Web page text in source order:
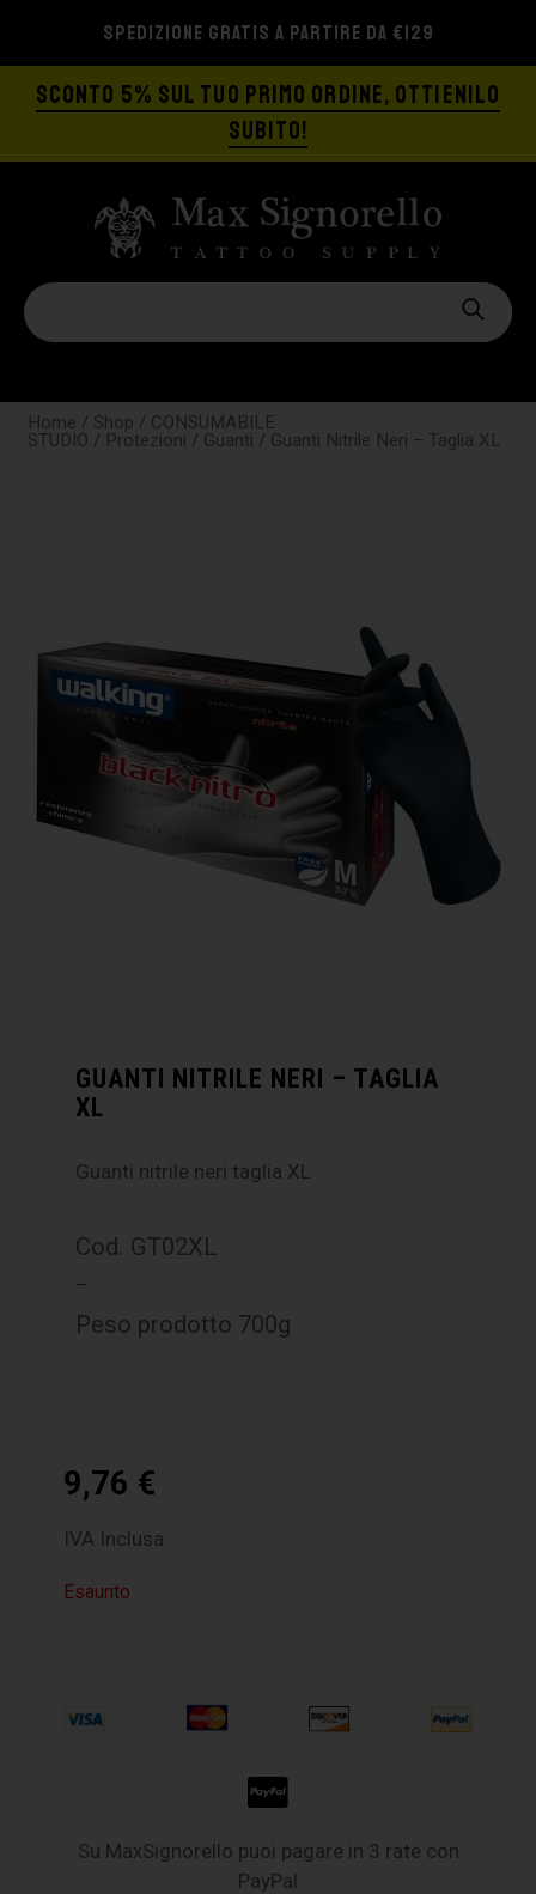
SPEDIZIONE GRATIS A PARTIRE DA €129
SCONTO 5% SUL TUO PRIMO ORDINE, OTTIENILO
SUBITO!
Home / Shop / CONSUMABILE
STUDIO / Protezioni / Guanti / Guanti Nitrile Neri – Taglia XL
GUANTI NITRILE NERI – TAGLIA
XL
Guanti nitrile neri taglia XL
Cod. GT02XL
–
Peso prodotto 700g
9,76 €
IVA Inclusa
Esaurito
Su MaxSignorello puoi pagare in 3 rate con
PayPal